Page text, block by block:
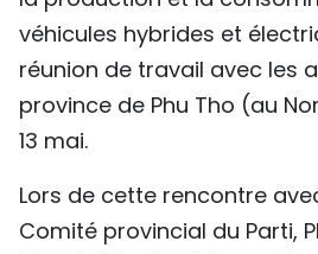
À PROPOS
TIẾNG VIỆT
中文
véhicules hybrides et
réunion de travail avec les
province de Phu Tho (au
13 mai.
Lors de cette rencontre
Comité provincial du Parti,